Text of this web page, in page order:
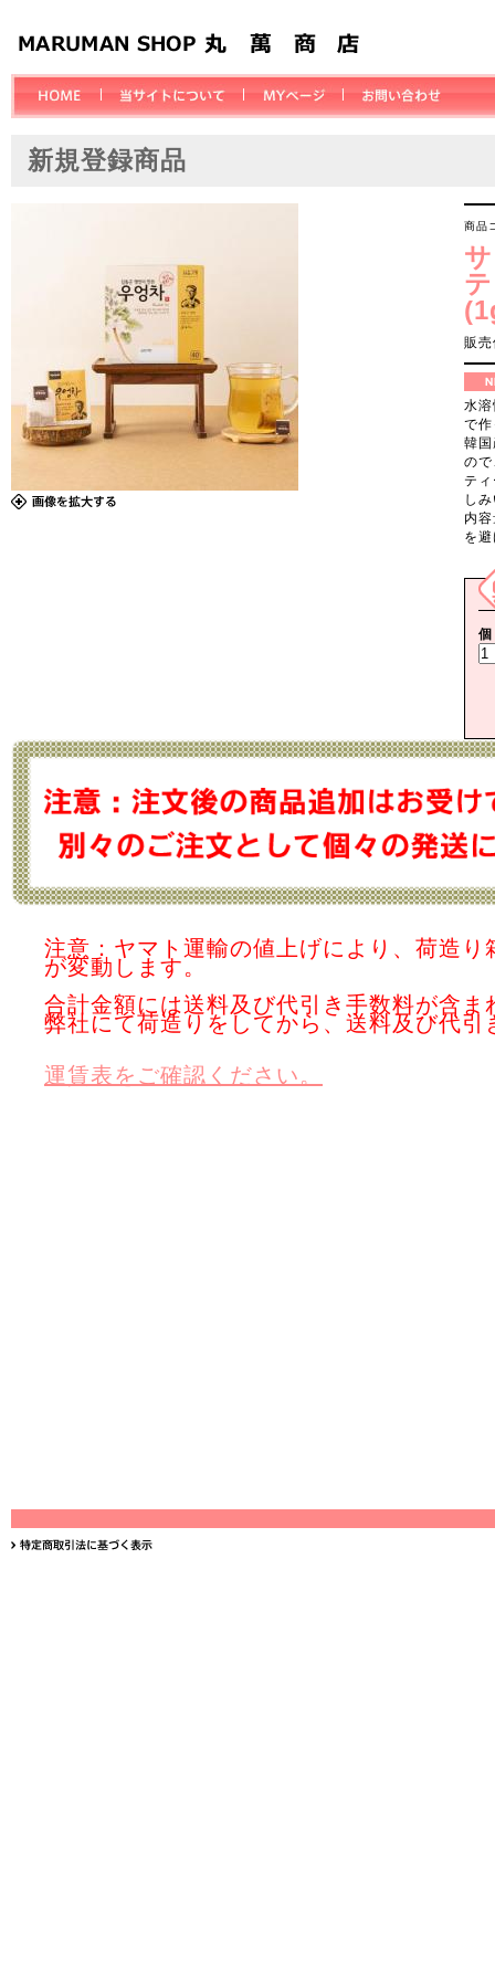
新規登録商品
商品
販
水
で
韓
の
テ
し
内
を
注意：ヤマト運輸の値上げにより、荷造
が変動します。
合計金額には送料及び代引き手数料が含ま
弊社にて荷造りをしてから、送料及び代
運賃表をご確認ください。